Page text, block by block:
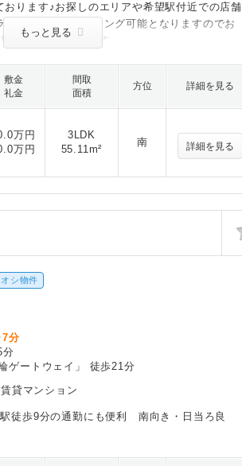
おります♪お探しのエリアや希望駅付近での店舗
ン内見・ミーティング可能となりますのでお
談だけでも可能です
もっと見る
敷金
礼金
間取
面積
方位 詳細を見る
万円
万円
3LDK
55.11m²
南 詳細を見る
シ物件
7分
分
ゲートウェイ」 徒歩21分
貸マンション
駅徒歩9分の通勤にも便利 南向き・日当ろ良